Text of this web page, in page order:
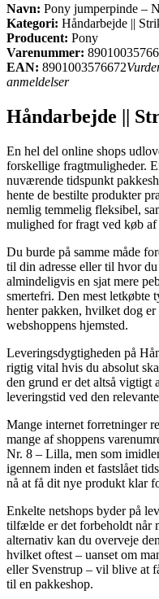
Navn: Pony jumperpinde –
Kategori: Håndarbejde ||
Producent: Pony
Varenummer:
EAN: 8901003576672
anmeldelser
Håndarbejde ||
En hel del online shops
forskellige fragtmuligheder.
nuværende tidspunkt
hente de bestilte produkter
nemlig temmelig fleksibel,
mulighed for fragt ved køb
Du burde på samme måde
til din adresse eller til hvor
almindeligvis en sjat mere
smertefri. Den mest letkøbte
henter pakken, hvilket dog
webshoppens hjemsted.
Leveringsdygtigheden på
rigtig vital hvis du absolut
den grund er det altså vigtigt
leveringstid ved den
Mange internet forretninger
mange af shoppens
Nr. 8 – Lilla, men som
igennem inden et fastslået
nå at få dit nye produkt klar
Enkelte netshops byder på
tilfælde er det forbeholdt når
alternativ kan du overveje
hvilket oftest – uanset om
eller Svenstrup – vil blive at
til en pakkeshop.